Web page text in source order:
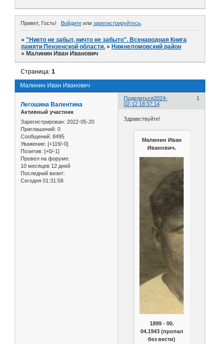
Привет, Гость! Войдитеили зарегистрируйтесь.
»"Никто не забыт, ничто не забыто". Всенародная Книга
памяти Пензенской области. » Нижнеломовский район
» Малинин Иван Иванович
Малинин Иван Иванович
Страница:1
Поделиться 1
2024-
02-12 18:37:14
Легошина Валентина
Активный участник
Зарегистрирован: 2022-05-20
Приглашений: 0
Сообщений: 8495
Уважение: [+119/-0]
Позитив: [+0/-1]
Провел на форуме:
10 месяцев 12 дней
Последний визит:
Сегодня 01:31:58
Здравствуйте!
Малинин Иван
Иванович.
1899 - 00.
04.1943 (пропал
без вести)